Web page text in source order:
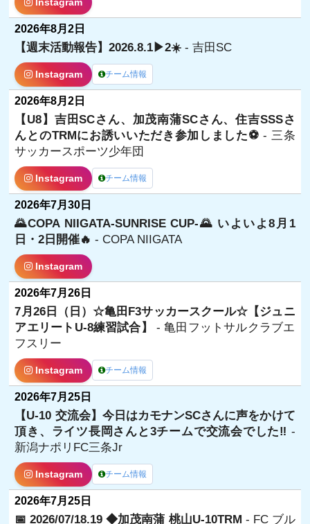
Instagram
2026年8月2日
【週末活動報告】2026.8.1▶︎2☀️- 吉田SC
Instagram チーム情報
2026年8月2日
【U8】吉田SCさん、加茂南蒲SCさん、住吉SSSさ
んとのTRMにお誘いいただき参加しました⚽- 三条
サッカースポーツ少年団
Instagram チーム情報
2026年7月30日
🌄COPA NIIGATA-SUNRISE CUP-🌄 いよいよ8月1
日・2日開催🔥- COPA NIIGATA
Instagram
2026年7月26日
7月26日（日）☆亀田F3サッカースクール☆【ジュニ
アエリートU-8練習試合】 - 亀田フットサルクラブエ
フスリー
Instagram チーム情報
2026年7月25日
【U-10 交流会】今日はカモナンSCさんに声をかけて
頂き、ライツ長岡さんと3チームで交流会でした‼️ -
新潟ナポリFC三条Jr
Instagram チーム情報
2026年7月25日
📅 2026/07/18.19 ◆加茂南蒲 桃山U-10TRM - FC ブル